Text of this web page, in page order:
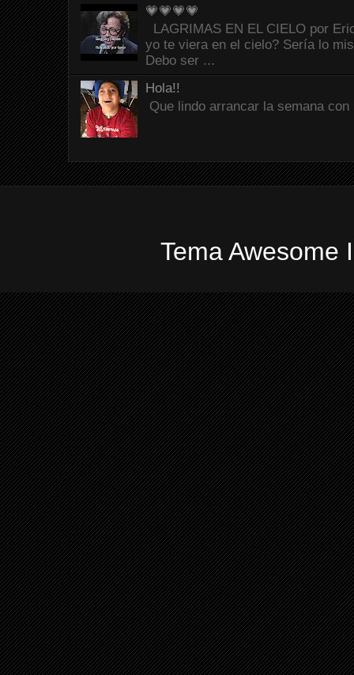
💗💗💗💗
LAGRIMAS EN EL CIELO por
yo te viera en el cielo? Sería lo
Debo ser ...
Hola!!
Que lindo arrancar la semana
Tema